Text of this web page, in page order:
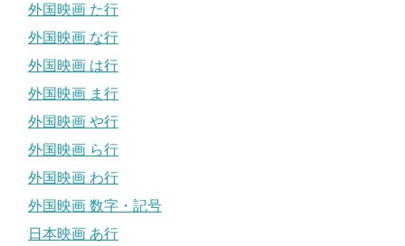
外国映画 た行
外国映画 な行
外国映画 は行
外国映画 ま行
外国映画 や行
外国映画 ら行
外国映画 わ行
外国映画 数字・記号
日本映画 あ行